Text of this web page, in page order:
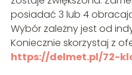
posiadać 3 lub 4
Wybór zależny jest od
Koniecznie skorzystaj z
https://delmet.pl/72-